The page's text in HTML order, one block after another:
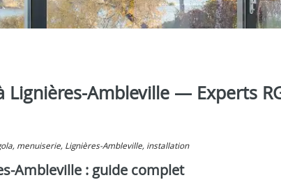
Ambleville — Experts
menuiserie, Lignières-Ambleville, installation
Ambleville : guide complet